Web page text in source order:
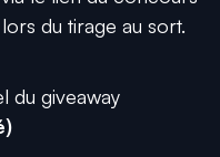
du tirage au sort.
du giveaway